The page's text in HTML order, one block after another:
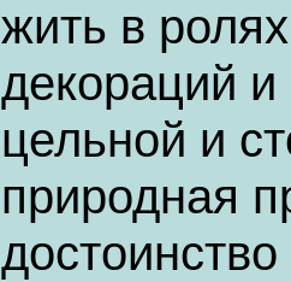
жить в
декораций
цельной и
природная